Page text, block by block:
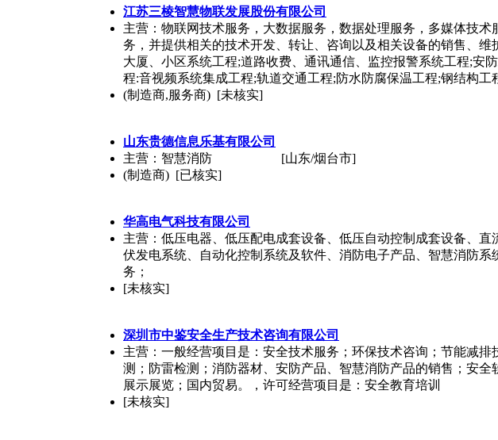
江苏三棱智慧物联发展股份有限公司
主营：物联网技术服务，大数据服务，数据处理服务，多媒体技
务，并提供相关的技术开发、转让、咨询以及相关设备的销售、
大厦、小区系统工程;道路收费、通讯通信、监控报警系统工程;安
程:音视频系统集成工程;轨道交通工程;防水防腐保温工程;钢结构工
(制造商,服务商) [未核实]
山东贵德信息乐基有限公司
主营：智慧消防
(制造商) [已核实]
[山东/烟台市]
华高电气科技有限公司
主营：低压电器、低压配电成套设备、低压自动控制成套设备、
伏发电系统、自动化控制系统及软件、消防电子产品、智慧消防
务；
[未核实]
深圳市中鉴安全生产技术咨询有限公司
主营：一般经营项目是：安全技术服务；环保技术咨询；节能减
测；防雷检测；消防器材、安防产品、智慧消防产品的销售；安
展示展览；国内贸易。，许可经营项目是：安全教育培训
[未核实]